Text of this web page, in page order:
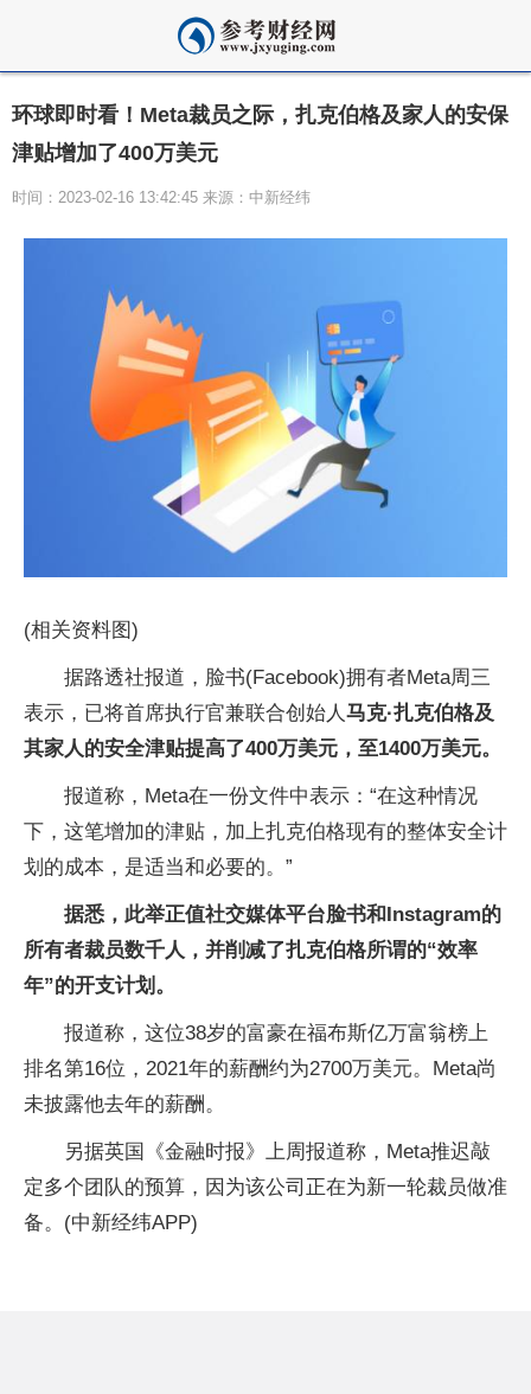
环球即时看！Meta裁员之际，扎克伯格及家人的安保
津贴增加了400万美元
时间：2023-02-16 13:42:45 来源：中新经纬
(相关资料图)
据路透社报道，脸书(Facebook)拥有者Meta周三
表示，已将首席执行官兼联合创始人 马克·扎克伯格及
其家人的安全津贴提高了400万美元，至1400万美元。
报道称，Meta在一份文件中表示：“在这种情况
下，这笔增加的津贴，加上扎克伯格现有的整体安全计
划的成本，是适当和必要的。”
据悉，此举正值社交媒体平台脸书和Instagram的
所有者裁员数千人，并削减了扎克伯格所谓的“效率
年”的开支计划。
报道称，这位38岁的富豪在福布斯亿万富翁榜上
排名第16位，2021年的薪酬约为2700万美元。Meta尚
未披露他去年的薪酬。
另据英国《金融时报》上周报道称，Meta推迟敲
定多个团队的预算，因为该公司正在为新一轮裁员做准
备。(中新经纬APP)